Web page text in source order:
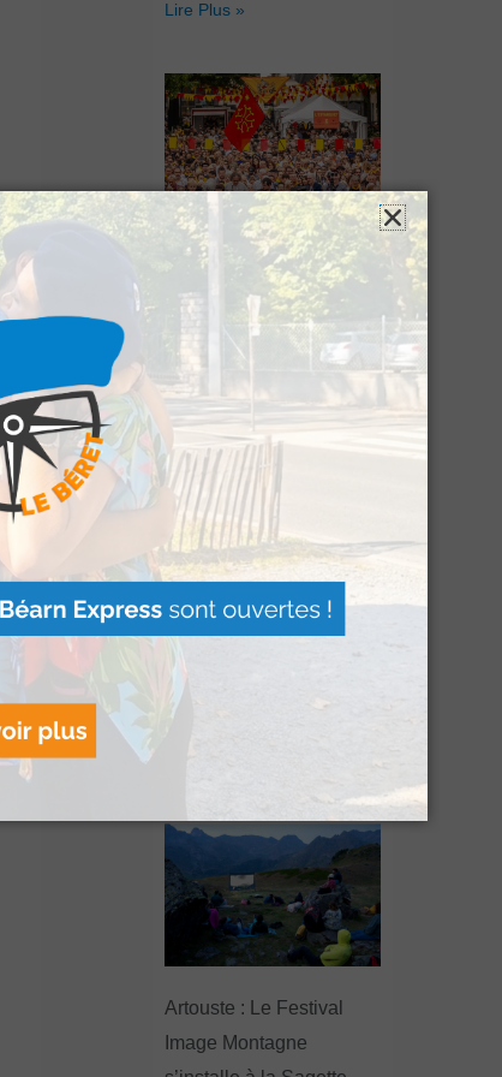
Lire Plus »
Hestiv’Òc : Les férias
Béarnaises font leur
grand retour à Pau
Le Béret : Un voyage
offert par Version
Voyages pour les grands
gagnants
Artouste : Le Festival
Image Montagne